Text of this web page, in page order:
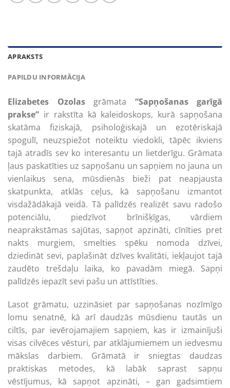
APRAKSTS
PAPILDU INFORMĀCIJA
Elizabetes Ozolasgrāmata “Sapņošanas garīgā
prakse” ir rakstīta kā kaleidoskops, kurā sapņošana
skatāma fiziskajā, psiholoģiskajā un ezotēriskajā
spogulī, neuzspiežot noteiktu viedokli, tāpēc ikviens
tajā atradīs sev ko interesantu un lietderīgu. Grāmata
ļaus paskatīties uz sapņošanu un sapņiem no jauna un
vienlaikus sena, mūsdienās bieži pat neapjausta
skatpunkta, atklās ceļus, kā sapņošanu izmantot
visdažādākajā veidā. Tā palīdzēs realizēt savu radošo
potenciālu, piedzīvot brīnišķīgas, vārdiem
neaprakstāmas sajūtas, sapņot apzināti, cīnīties pret
nakts murgiem, smelties spēku nomoda dzīvei,
dziedināt sevi, paplašināt dzīves kvalitāti, iekļaujot tajā
zaudēto trešdaļu laika, ko pavadām miegā. Sapņi
palīdzēs iepazīt sevi pašu un attīstīties.
Lasot grāmatu, uzzināsiet par sapņošanas nozīmīgo
lomu senatnē, kā arī daudzās mūsdienu tautās un
ciltīs, par ievērojamajiem sapņiem, kas ir izmainījuši
visas cilvēces vēsturi, par atklājumiemem un iedvesmu
mākslas darbiem. Grāmatā ir sniegtas daudzas
praktiskas metodes, kā labāk saprast sapņu
vēstījumus, kā sapņot apzināti, – gan gadsimtiem